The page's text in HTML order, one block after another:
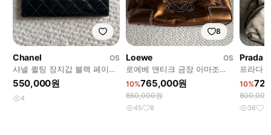
Chanel
OS
샤넬 퀼팅 장지갑 블랙 페이던
트 레더
550,000원
4
8
Loewe
OS
로에베 앤티크 금장 아마조나
숄더백 브론즈
10%765,000원
850,000원
45 8
Prada
프라다
지
10%
800,000
36 3